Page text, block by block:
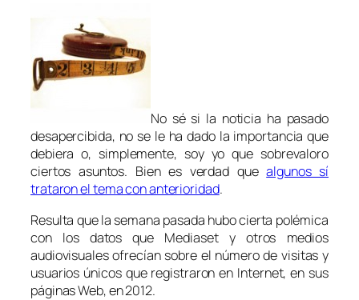
No sé si la noticia ha pasado
desapercibida, no se le ha dado la importancia que
debiera o, simplemente, soy yo que sobrevaloro
ciertos asuntos. Bien es verdad quealgunos sí
trataron el tema con anterioridad.
Resulta que la semana pasada hubo cierta polémica
con los datos que Mediaset y otros medios
audiovisuales ofrecían sobre el número de visitas y
usuarios únicos que registraron en Internet, en sus
páginas Web, en 2012.